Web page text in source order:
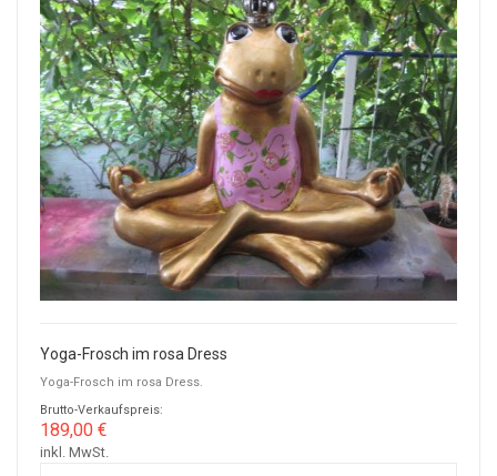
Yoga-Frosch im rosa Dress
Yoga-Frosch im rosa Dress.
Brutto-Verkaufspreis:
189,00 €
inkl. MwSt.